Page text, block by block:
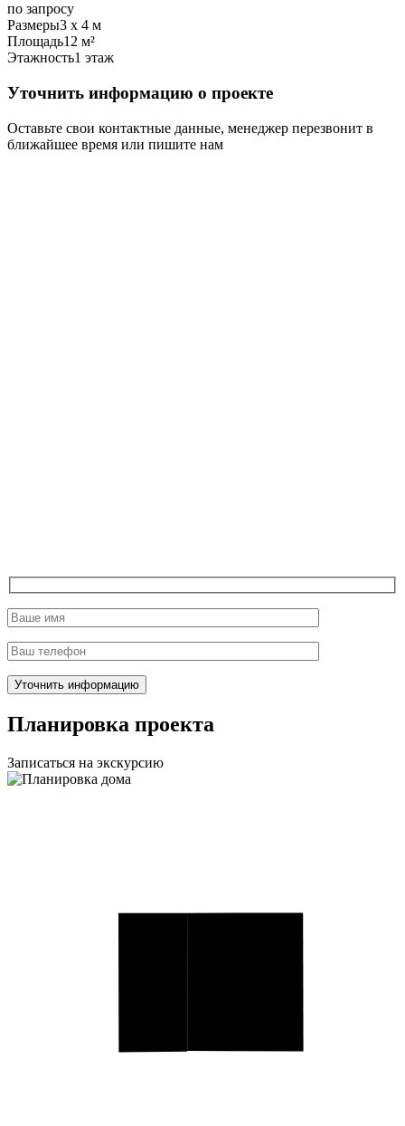
по запросу
Размеры3 х 4 м
Площадь12 м²
Этажность1 этаж
Уточнить информацию о проекте
Оставьте свои контактные данные, менеджер перезвонит в
ближайшее время или пишите нам
Планировка проекта
Записаться на экскурсию